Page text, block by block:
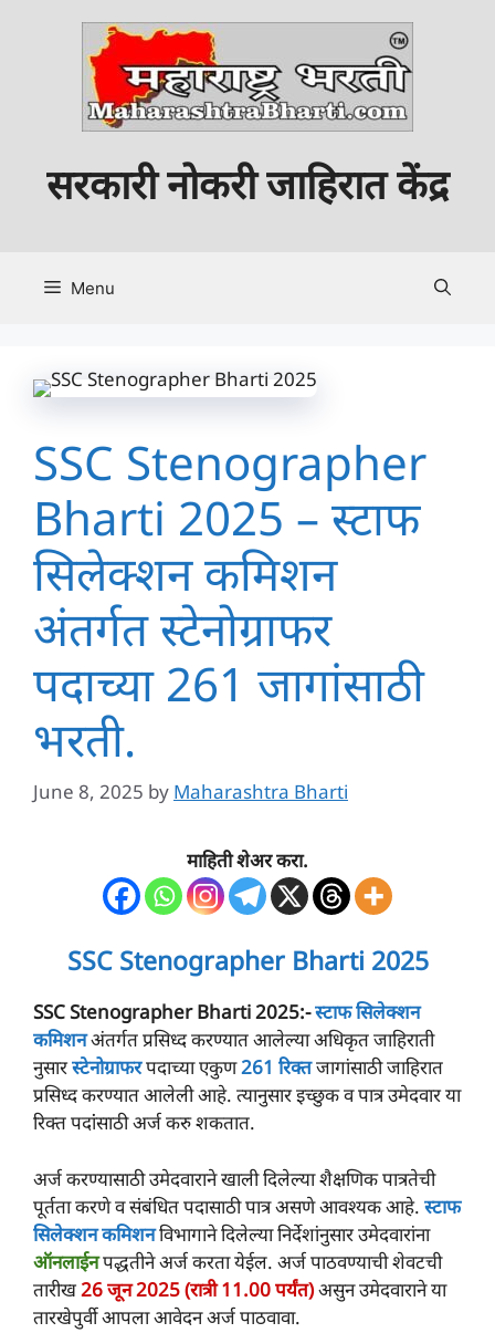
सरकारी नोकरी जाहिरात केंद्र
Menu
SSC Stenographer
Bharti 2025 – स्टाफ
सिलेक्शन कमिशन
अंतर्गत स्टेनोग्राफर
पदाच्या 261 जागांसाठी
भरती.
June 8, 2025 by Maharashtra Bharti
माहिती शेअर करा.
SSC Stenographer Bharti 2025
SSC Stenographer Bharti 2025:-स्टाफ सिलेक्शन
कमिशनअंतर्गत प्रसिध्द करण्यात आलेल्या अधिकृत जाहिराती
नुसारस्टेनोग्राफरपदाच्या एकुण261 रिक्तजागांसाठी जाहिरात
प्रसिध्द करण्यात आलेली आहे. त्यानुसार इच्छुक व पात्र उमेदवार या
रिक्त पदांंसाठी अर्ज करु शकतात.
अर्ज करण्यासाठी उमेदवाराने खाली दिलेल्या शैक्षणिक पात्रतेची
पूर्तता करणे व संबंधित पदासाठी पात्र असणे आवश्यक आहे. स्टाफ
सिलेक्शन कमिशनविभागाने दिलेल्या निर्देशांनुसार उमेदवारांना
ऑनलाईनपद्धतीने अर्ज करता येईल. अर्ज पाठवण्याची शेवटची
तारीख26 जून 2025 (रात्री 11.00 पर्यंत)असुन उमेदवाराने या
तारखेपुर्वी आपला आवेदन अर्ज पाठवावा.